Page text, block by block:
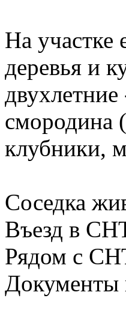
На участке
деревья и
смородина
клубники,
Соседка
Въезд в
Рядом с
Документы